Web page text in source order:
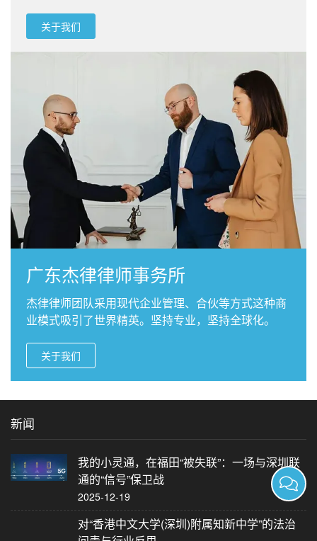
关于我们
广东杰律律师事务所
杰律律师团队采用现代企业管理、合伙等方式这种商
业模式吸引了世界精英。坚持专业，坚持全球化。
关于我们
新闻
我的小灵通，在福田“被失联”：一场与深圳联
通的“信号”保卫战
2025-12-19
对“香港中文大学(深圳)附属知新中学”的法治